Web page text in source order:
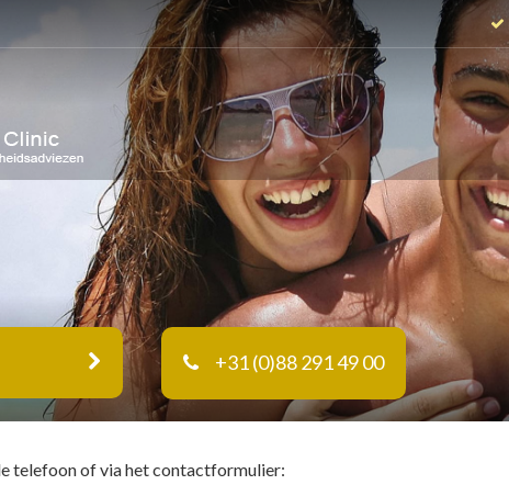
+31 (0)88 291 49 00
telefoon of via het contactformulier: